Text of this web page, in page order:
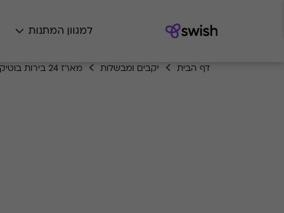
למגוון המתנות
דף הבית יקבים ומבשלות מארז 24 בירות בוטיק